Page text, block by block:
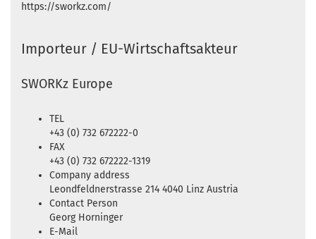
https://sworkz.com/
Importeur / EU-Wirtschaftsakteur
SWORKz Europe
TEL
+43 (0) 732 672222-0
FAX
+43 (0) 732 672222-1319
Company address
Leondfeldnerstrasse 214 4040 Linz Austria
Contact Person
Georg Horninger
E-Mail